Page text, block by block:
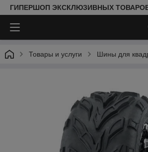
ГИПЕРШОП ЭКСКЛЮЗИВНЫХ
Товары и услуги Шины для